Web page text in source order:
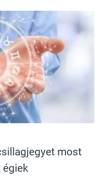
most
égiek